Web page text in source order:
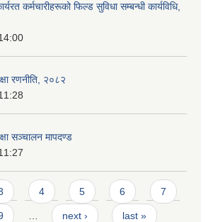
कर्मचारीहरूको फिल्ड सुविधा सम्बन्धी कार्यविधि,
रणनीति, २०८२
सञ्चालन मापदण्ड
4 5 6 7
next › last »